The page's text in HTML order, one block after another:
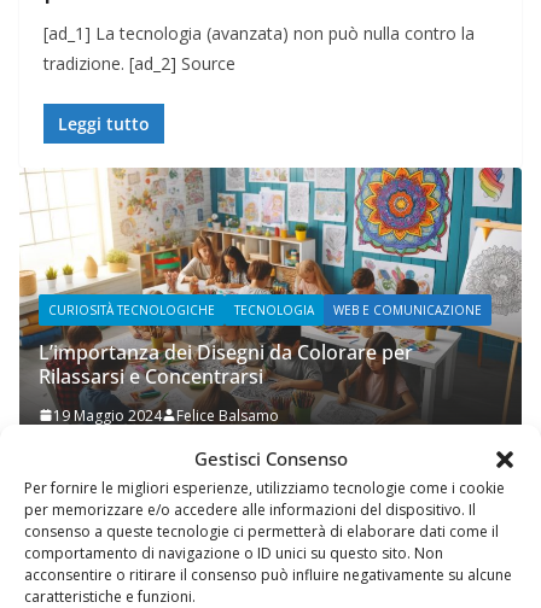
Gestisci Consenso
Per fornire le migliori esperienze, utilizziamo tecnologie come i cookie
per memorizzare e/o accedere alle informazioni del dispositivo. Il
consenso a queste tecnologie ci permetterà di elaborare dati come il
comportamento di navigazione o ID unici su questo sito. Non
acconsentire o ritirare il consenso può influire negativamente su alcune
caratteristiche e funzioni.
[ad_1] La tecnologia (avanzata) non può nulla contro la
tradizione. [ad_2] Source
Leggi tutto
WEB E COMUNICAZIONE
Prupix Studio Grafico
2 Novembre 2023 Felice Balsamo